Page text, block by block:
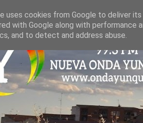
uses cookies from Google to deliver
with Google along with
and to detect and address abuse.